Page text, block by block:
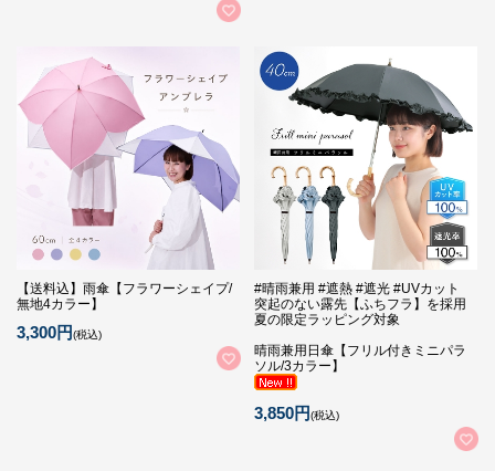
【送料込】雨傘【フラワーシェイプ/
無地4カラー】
3,300円(税込)
#晴雨兼用 #遮熱 #遮光 #UVカット
突起のない露先【ふちフラ】を採用
夏の限定ラッピング対象
晴雨兼用日傘【フリル付きミニパラ
ソル/3カラー】
3,850円(税込)